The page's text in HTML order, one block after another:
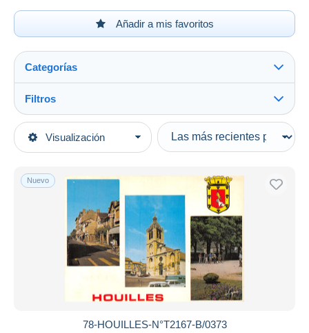
Añadir a mis favoritos
Visualización
Categorías
Categorías principales
Europa
[78] Yvelines
Filtros
Tipo de venta
Activas
Subastas sin pujas
Casa de subastas
Vendidos
Todas las duraciones
Nuevo
78-HOUILLES-N°T2167-B/0373